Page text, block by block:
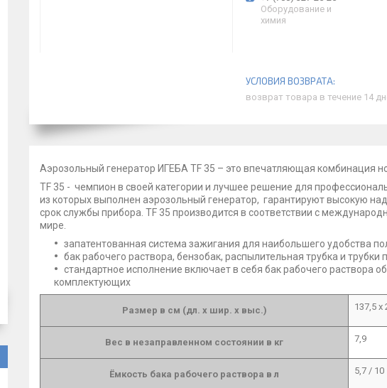
Оборудование и
химия
возврат товара в течение 14
Аэрозольный генератор ИГЕБА TF 35 – это впечатляющая комбинация
TF 35 - чемпион в своей категории и лучшее решение для
из которых выполнен аэрозольный генератор, гарантируют высокую
срок службы прибора. TF 35 производится в соответствии с
мире.
запатентованная система зажигания для наибольшего удобства
бак рабочего раствора, бензобак, распылительная трубка и
стандартное исполнение включает в себя бак рабочего
комплектующих
Размер в см (дл. x шир. x выс.) 137,5 x
Вес в незаправленном состоянии в кг 7,9
Ёмкость бака рабочего раствора в л 5,7 / 10